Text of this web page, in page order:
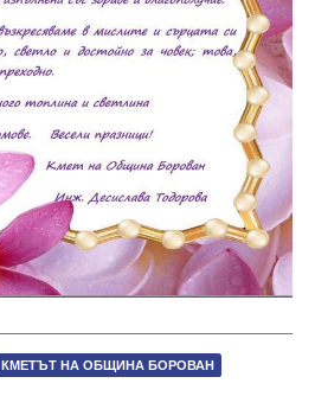
КМЕТЪТ НА ОБЩИНА БОРОВАН